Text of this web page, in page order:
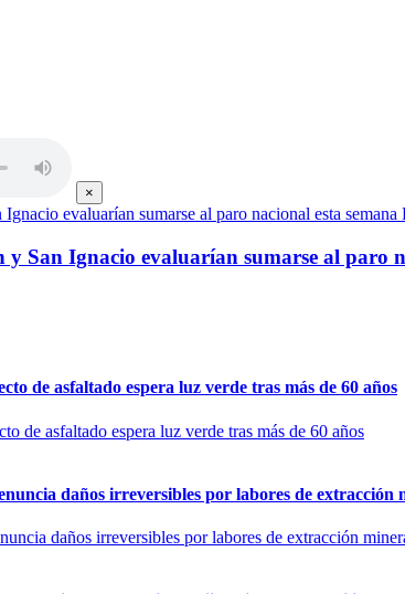
×
y San Ignacio evaluarían sumarse al paro
de asfaltado espera luz verde tras más de 60 años
daños irreversibles por labores de extracción